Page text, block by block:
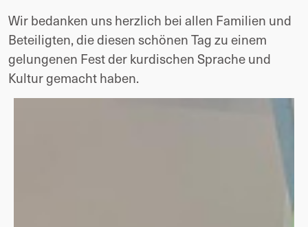
Wir bedanken uns herzlich bei allen Familien und
Beteiligten, die diesen schönen Tag zu einem
gelungenen Fest der kurdischen Sprache und
Kultur gemacht haben.